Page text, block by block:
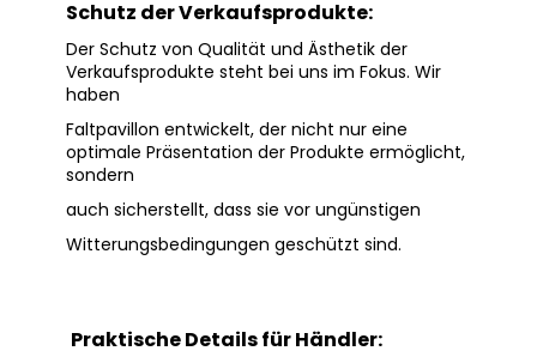
Schutz der Verkaufsprodukte:
Der Schutz von Qualität und Ästhetik der
Verkaufsprodukte steht bei uns im Fokus. Wir
haben
Faltpavillon entwickelt, der nicht nur eine
optimale Präsentation der Produkte ermöglicht,
sondern
auch sicherstellt, dass sie vor ungünstigen
Witterungsbedingungen geschützt sind.
Praktische Details für Händler: